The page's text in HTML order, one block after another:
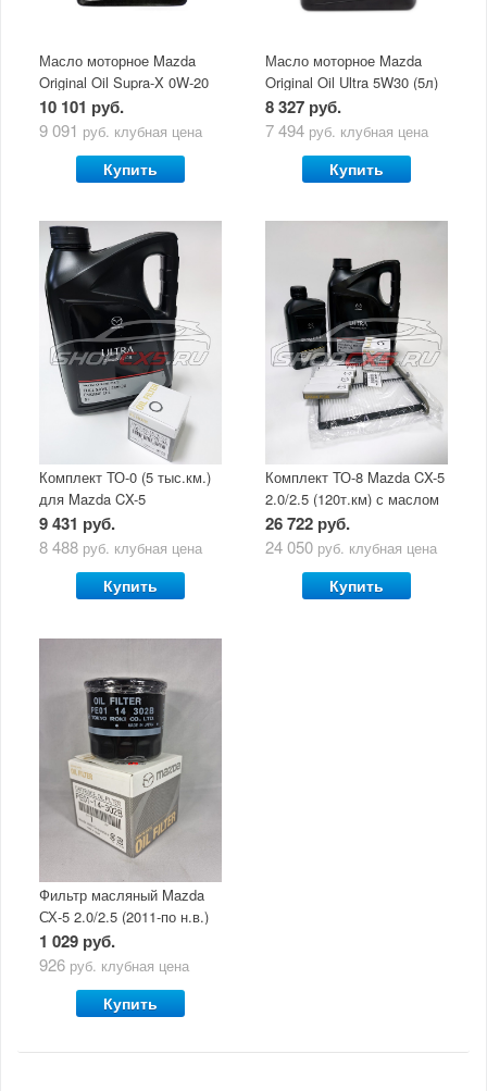
Масло моторное Mazda
Original Oil Supra-X 0W-20
(5 л)
10 101 руб.
9 091 руб. клубная цена
Купить
Масло моторное Mazda
Original Oil Ultra 5W30 (5л)
8 327 руб.
7 494 руб. клубная цена
Купить
Комплект ТО-0 (5 тыс.км.)
для Mazda CX-5
(двигатель 2.0/2.5) с
маслом Mazda Original Oil
9 431 руб.
8 488 руб. клубная цена
Купить
Комплект ТО-8 Mazda CX-5
2.0/2.5 (120т.км) с маслом
Mazda Original Oil Ultra
5W30
26 722 руб.
24 050 руб. клубная цена
Купить
Фильтр масляный Mazda
СХ-5 2.0/2.5 (2011-по н.в.)
1 029 руб.
926 руб. клубная цена
Купить